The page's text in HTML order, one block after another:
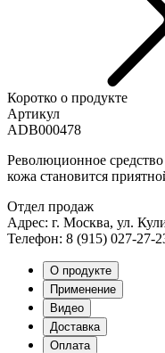
Коротко о продукте
Артикул
ADB000478
Революционное
кожа становится
Отдел продаж
Адрес: г. Москва, ул.
Телефон: 8 (915) 027-27-
О продукте
Применение
Видео
Доставка
Оплата